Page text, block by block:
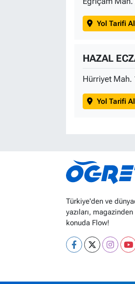
Yol Tarifi Al
HAZAL
Hürriyet Mah.
Yol Tarifi Al
Türkiye'den ve
yazıları,
konuda Flow!